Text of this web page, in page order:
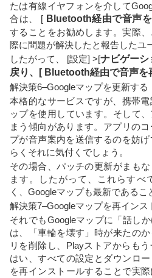
たは有線イヤフォンを介して
合は、 [ Bluetooth経由で音声
することをお勧めします。実際
際に問題が解決したと報告したユ
したがって、 [設定] >[ナビゲーシ
戻り、[ Bluetooth経由で音声を
解決策6–Googleマップを更新する
本格的なサービスですが、携帯
ップを使用しています。そして
まう傾向があります。アプリの
プが音声案内を送信するのを妨
らくそれに気付くでしょう。
その場合、パッチの更新がまも
ます。したがって、これらすべ
く、Googleマップも最新であるこ
解決策7–Googleマップを再インス
それでもGoogleマップに「話し
は、「車輪を壊す」時が来たの
リを削除し、Playストアからも
はい、すべての設定とダウンロ
を再インストールすることで実